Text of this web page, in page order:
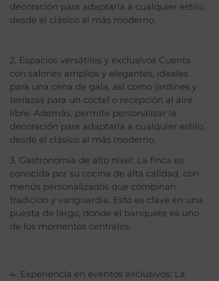
decoración para adaptarla a cualquier estilo,
desde el clásico al más moderno.
2. Espacios versátiles y exclusivos Cuenta
con salones amplios y elegantes, ideales
para una cena de gala, así como jardines y
terrazas para un cóctel o recepción al aire
libre. Además, permite personalizar la
decoración para adaptarla a cualquier estilo,
desde el clásico al más moderno.
3. Gastronomía de alto nivel: La finca es
conocida por su cocina de alta calidad, con
menús personalizados que combinan
tradición y vanguardia. Esto es clave en una
puesta de largo, donde el banquete es uno
de los momentos centrales.
4. Experiencia en eventos exclusivos: La